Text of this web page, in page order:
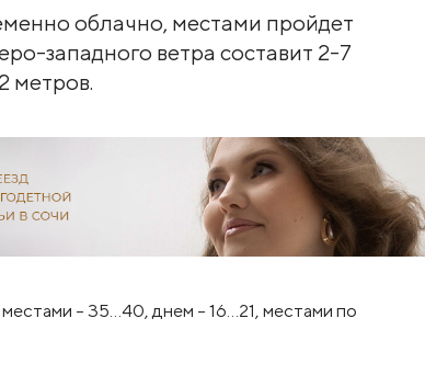
облачно, местами пройдет
западного ветра составит 2-7
метров.
– 35…40, днем – 16…21, местами по